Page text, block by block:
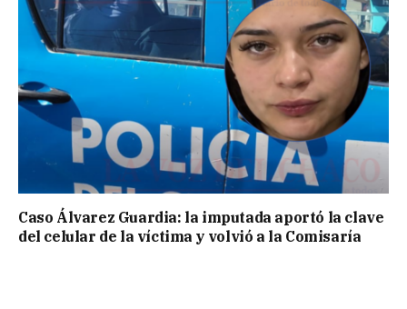
Caso Álvarez Guardia: la imputada aportó la clave
del celular de la víctima y volvió a la Comisaría